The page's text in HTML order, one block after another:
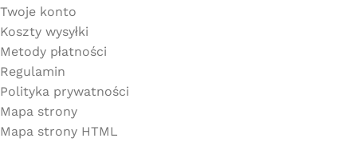
Twoje konto
Koszty wysyłki
Metody płatności
Regulamin
Polityka prywatności
Mapa strony
Mapa strony HTML